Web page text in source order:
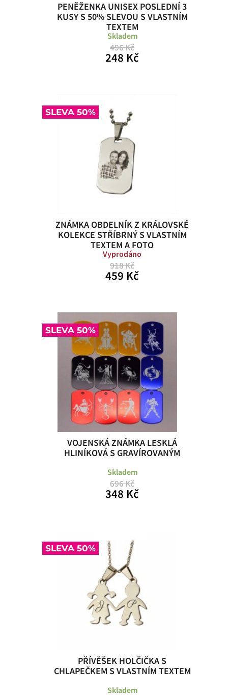
PENĚŽENKA UNISEX POSLEDNÍ 3
KUSY S 50% SLEVOU S VLASTNÍM
TEXTEM
Skladem
496 Kč
248 Kč
SLEVA 50%
ZNÁMKA OBDELNÍK Z KRÁLOVSKÉ
KOLEKCE STŘÍBRNÝ S VLASTNÍM
TEXTEM A FOTO
Vyprodáno
918 Kč
459 Kč
SLEVA 50%
VOJENSKÁ ZNÁMKA LESKLÁ
HLINÍKOVÁ S GRAVÍROVANÝM
Skladem
696 Kč
348 Kč
SLEVA 50%
PŘÍVĚŠEK HOLČIČKA S
CHLAPEČKEM S VLASTNÍM TEXTEM
Skladem